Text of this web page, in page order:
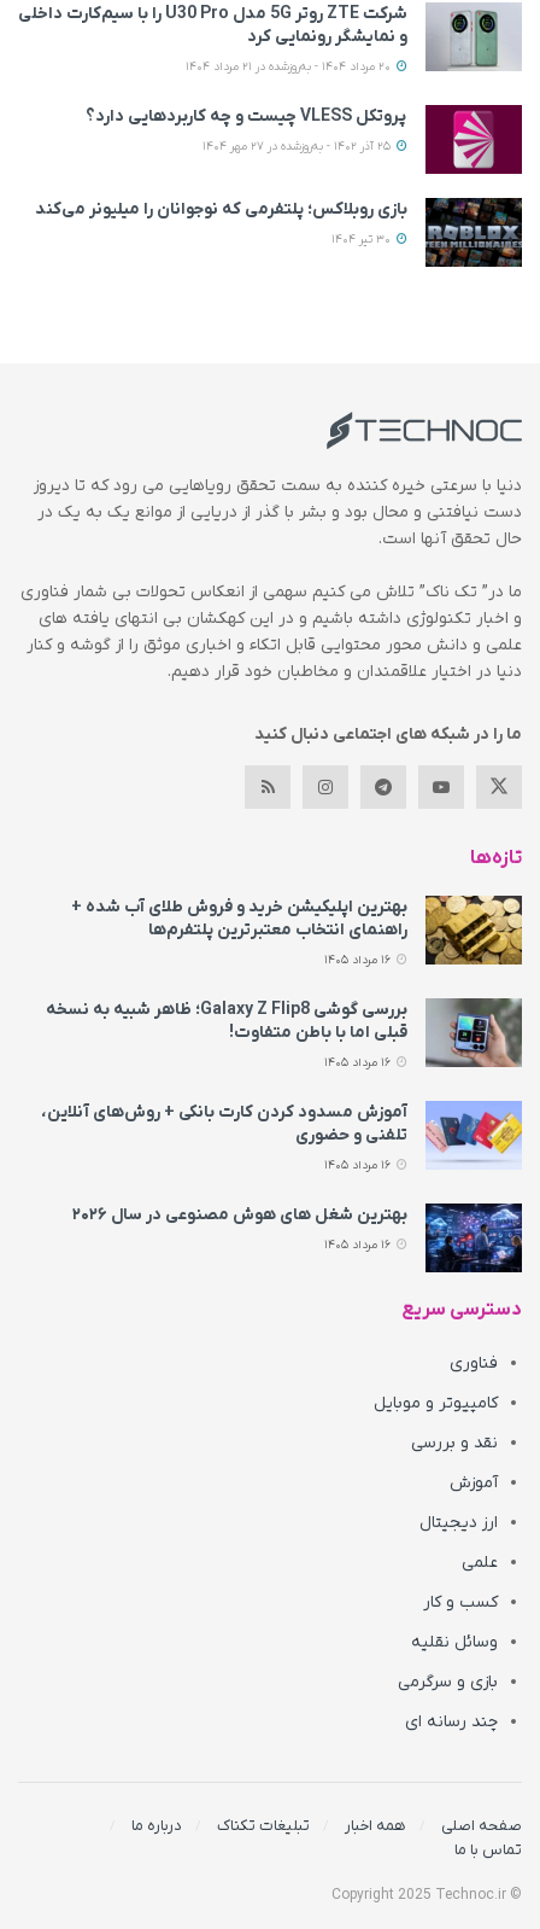
شرکت ZTE روتر 5G مدل U30 Pro را با سیم‌کارت داخلی
و نمایشگر رونمایی کرد
پروتکل VLESS چیست و چه کاربردهایی دارد؟
بازی روبلاکس؛ پلتفرمی که نوجوانان را میلیونر می‌کند
دنیا با سرعتی خیره کننده به سمت تحقق رویاهایی می رود که تا دیروز
دست نیافتنی و محال بود و بشر با گذر از دریایی از موانع یک به یک در
حال تحقق آنها است.
ما در” تک ناک” تلاش می کنیم سهمی از انعکاس تحولات بی شمار فناوری
و اخبار تکنولوژی داشته باشیم و در این کهکشان بی انتهای یافته های
علمی و دانش محور محتوایی قابل اتکاء و اخباری موثق را از گوشه و کنار
دنیا در اختیار علاقمندان و مخاطبان خود قرار دهیم.
ما را در شبکه های اجتماعی دنبال کنید
تازه‌ها
بهترین اپلیکیشن خرید و فروش طلای آب شده +
راهنمای انتخاب معتبرترین پلتفرم‌ها
بررسی گوشی Galaxy Z Flip8؛ ظاهر شبیه به نسخه
قبلی اما با باطن متفاوت!
آموزش مسدود کردن کارت بانکی + روش‌های آنلاین،
تلفنی و حضوری
بهترین شغل های هوش مصنوعی در سال ۲۰۲۶
دسترسی سریع
فناوری
کامپیوتر و موبایل
نقد و بررسی
آموزش
ارز دیجیتال
علمی
کسب و کار
وسائل نقلیه
بازی و سرگرمی
چند رسانه ای
صفحه اصلی همه اخبار تبلیغات تکناک
درباره ما
تماس با ما
© Copyright 2025 Technoc.ir